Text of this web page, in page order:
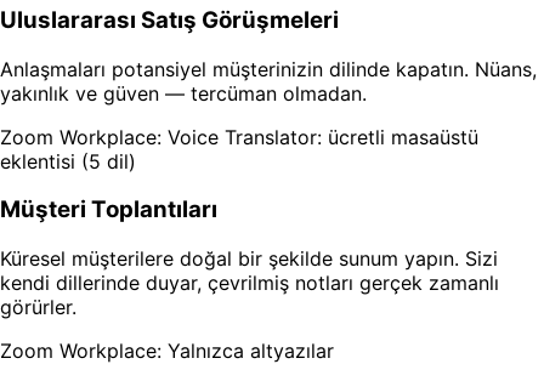
Uluslararası Satış Görüşmeleri
Anlaşmaları potansiyel müşterinizin dilinde kapatın. Nüans,
yakınlık ve güven — tercüman olmadan.
Zoom Workplace: Voice Translator: ücretli masaüstü
eklentisi (5 dil)
Müşteri Toplantıları
Küresel müşterilere doğal bir şekilde sunum yapın. Sizi
kendi dillerinde duyar, çevrilmiş notları gerçek zamanlı
görürler.
Zoom Workplace: Yalnızca altyazılar